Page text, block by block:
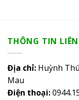
THÔNG TIN LIÊN
Địa chỉ: Huỳnh
Mau
Điện thoại: